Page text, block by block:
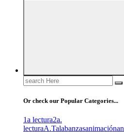
Search
for:
Or check our Popular Categories...
1a lectura2a.
lecturaA.Talabanzasanimación